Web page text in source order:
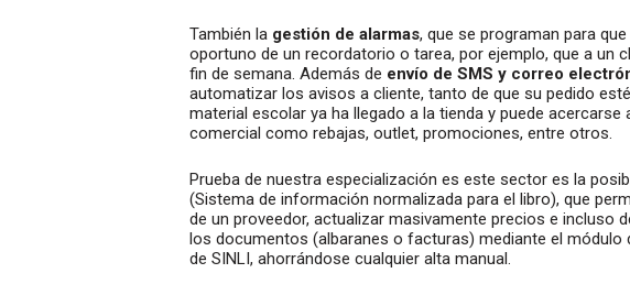
También la gestión de alarmas, que se programan para
oportuno de un recordatorio o tarea, por ejemplo, que a un
fin de semana. Además de envío de SMS y correo
automatizar los avisos a cliente, tanto de que su pedido
material escolar ya ha llegado a la tienda y puede
comercial como rebajas, outlet, promociones, entre otros.
Prueba de nuestra especialización es este sector es la
(Sistema de información normalizada para el libro), que
de un proveedor, actualizar masivamente precios e incluso
los documentos (albaranes o facturas) mediante el
de SINLI, ahorrándose cualquier alta manual.